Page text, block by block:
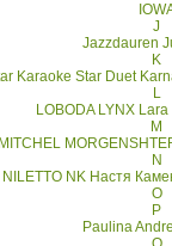
J
Jazzdauren
K
Karaoke Star Duet
L
LOBODA LYNX
M
MITCHEL
N
NILETTO NK Настя
O
P
Paulina